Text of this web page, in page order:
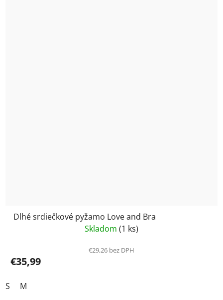
Dlhé srdiečkové pyžamo Love and Bra
Skladom (1 ks)
€29,26 bez DPH
€35,99
S M